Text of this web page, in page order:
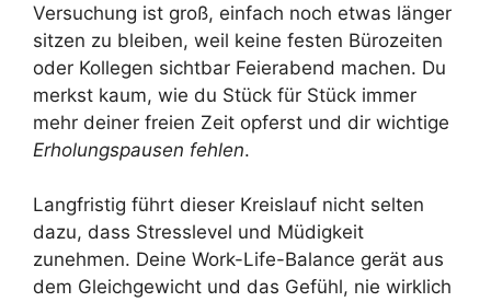
Versuchung ist groß, einfach noch etwas länger
sitzen zu bleiben, weil keine festen Bürozeiten
oder Kollegen sichtbar Feierabend machen. Du
merkst kaum, wie du Stück für Stück immer
mehr deiner freien Zeit opferst und dir wichtige
Erholungspausen fehlen.
Langfristig führt dieser Kreislauf nicht selten
dazu, dass Stresslevel und Müdigkeit
zunehmen. Deine Work-Life-Balance gerät aus
dem Gleichgewicht und das Gefühl, nie wirklich